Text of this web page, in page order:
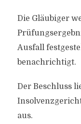
Die Gläubiger
Ausfall
benachrichtigt.
Der Beschluss
aus.